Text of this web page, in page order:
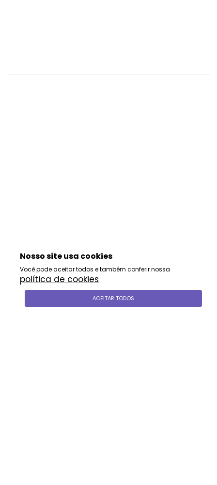
Nosso site usa cookies
Você pode aceitar todos e também conferir nossa
política de cookies.
ACEITAR TODOS